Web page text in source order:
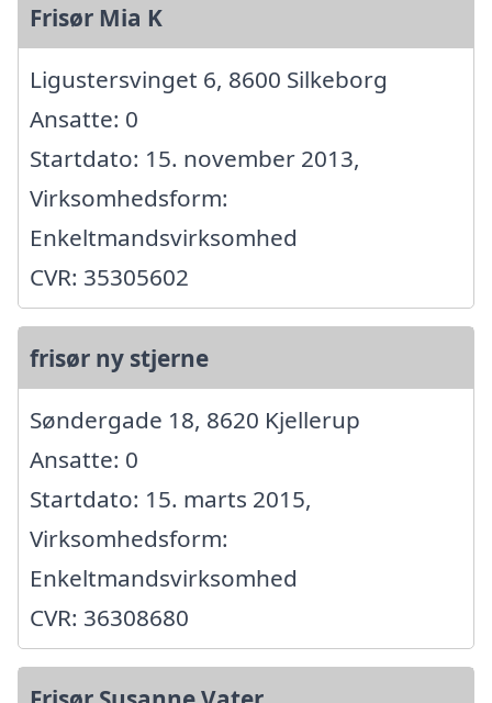
Frisør Mia K
Ligustersvinget 6, 8600 Silkeborg
Ansatte: 0
Startdato: 15. november 2013,
Virksomhedsform:
Enkeltmandsvirksomhed
CVR: 35305602
frisør ny stjerne
Søndergade 18, 8620 Kjellerup
Ansatte: 0
Startdato: 15. marts 2015,
Virksomhedsform:
Enkeltmandsvirksomhed
CVR: 36308680